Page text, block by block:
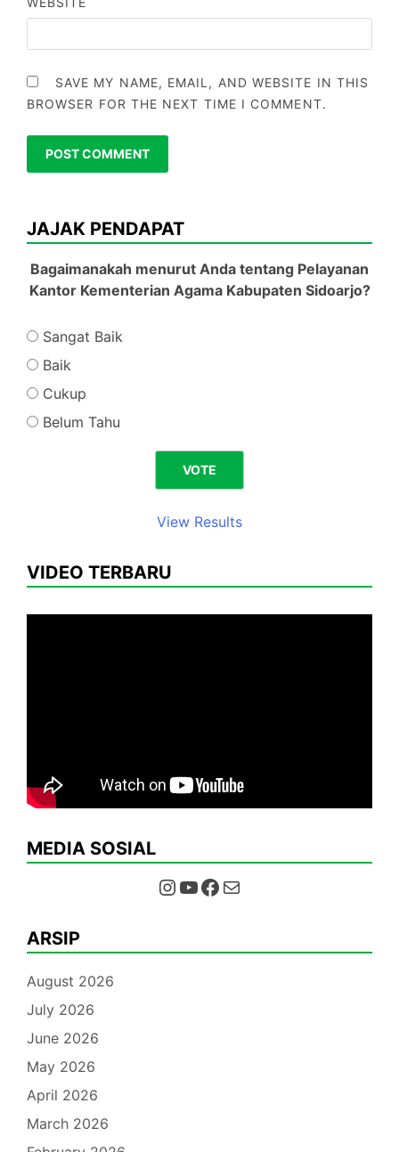
SAVE MY NAME, EMAIL, AND WEBSITE IN THIS
BROWSER FOR THE NEXT TIME I COMMENT.
JAJAK PENDAPAT
Bagaimanakah menurut Anda tentang Pelayanan
Kantor Kementerian Agama Kabupaten Sidoarjo?
Sangat Baik
Baik
Cukup
Belum Tahu
View Results
VIDEO TERBARU
MEDIA SOSIAL
Instagram YouTube Facebook Mail
ARSIP
August 2026
July 2026
June 2026
May 2026
April 2026
March 2026